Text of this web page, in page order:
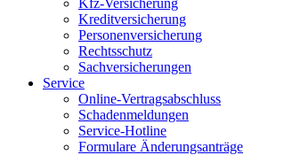
Kfz-Versicherung
Kreditversicherung
Personenversicherung
Rechtsschutz
Sachversicherungen
Service
Online-Vertragsabschluss
Schadenmeldungen
Service-Hotline
Formulare Änderungsanträge